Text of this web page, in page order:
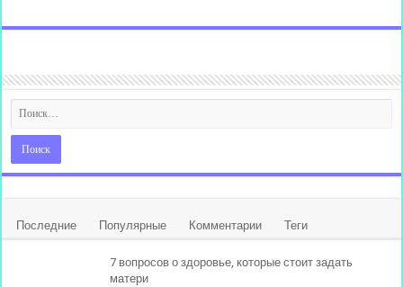
Последние Популярные Комментарии Теги
7 вопросов о здоровье, которые стоит задать
матери